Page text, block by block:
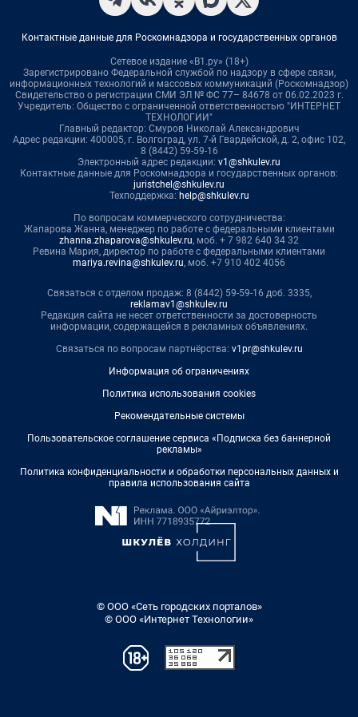
Контактные данные для Роскомнадзора и государственных органов
Сетевое издание «В1.ру» (18+)
Зарегистрировано Федеральной службой по надзору в сфере связи,
информационных технологий и массовых коммуникаций (Роскомнадзор)
Свидетельство о регистрации СМИ ЭЛ № ФС 77– 84678 от 06.02.2023 г.
Учредитель: Общество с ограниченной ответственностью "ИНТЕРНЕТ
ТЕХНОЛОГИИ"
Главный редактор: Смуров Николай Александрович
Адрес редакции: 400005, г. Волгоград, ул. 7-й Гвардейской, д. 2, офис 102,
8 (8442) 59-59-16
Электронный адрес редакции: v1@shkulev.ru
Контактные данные для Роскомнадзора и государственных органов:
juristchel@shkulev.ru
Техподдержка: help@shkulev.ru
По вопросам коммерческого сотрудничества:
Жапарова Жанна, менеджер по работе с федеральными клиентами
zhanna.zhaparova@shkulev.ru, моб. + 7 982 640 34 32
Ревина Мария, директор по работе с федеральными клиентами
mariya.revina@shkulev.ru, моб. +7 910 402 4056
Связаться с отделом продаж: 8 (8442) 59-59-16 доб. 3335,
reklamav1@shkulev.ru
Редакция сайта не несет ответственности за достоверность
информации, содержащейся в рекламных объявлениях.
Связаться по вопросам партнёрства: v1pr@shkulev.ru
Информация об ограничениях
Политика использования cookies
Рекомендательные системы
Пользовательское соглашение сервиса «Подписка без баннерной
рекламы»
Политика конфиденциальности и обработки персональных данных и
правила использования сайта
© ООО «Сеть городских порталов»
© ООО «Интернет Технологии»